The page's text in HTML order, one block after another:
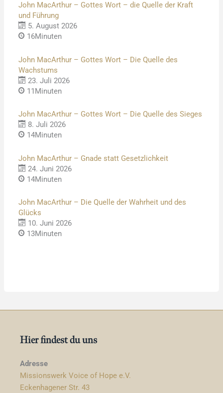
John MacArthur – Gottes Wort – die Quelle der Kraft
und Führung
5. August 2026
16Minuten
John MacArthur – Gottes Wort – Die Quelle des
Wachstums
23. Juli 2026
11Minuten
John MacArthur – Gottes Wort – Die Quelle des Sieges
8. Juli 2026
14Minuten
John MacArthur – Gnade statt Gesetzlichkeit
24. Juni 2026
14Minuten
John MacArthur – Die Quelle der Wahrheit und des
Glücks
10. Juni 2026
13Minuten
Hier findest du uns
Adresse
Missionswerk Voice of Hope e.V.
Eckenhagener Str. 43